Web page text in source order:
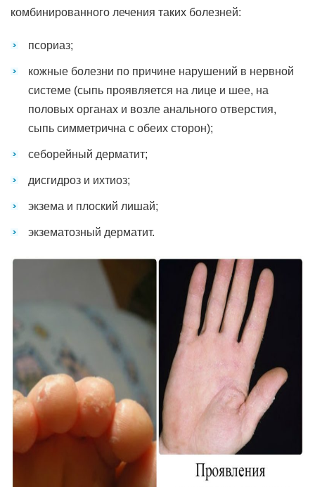
комбинированного лечения таких болезней:
псориаз;
кожные болезни по причине нарушений в нервной
системе (сыпь проявляется на лице и шее, на
половых органах и возле анального отверстия,
сыпь симметрична с обеих сторон);
себорейный дерматит;
дисгидроз и ихтиоз;
экзема и плоский лишай;
экзематозный дерматит.